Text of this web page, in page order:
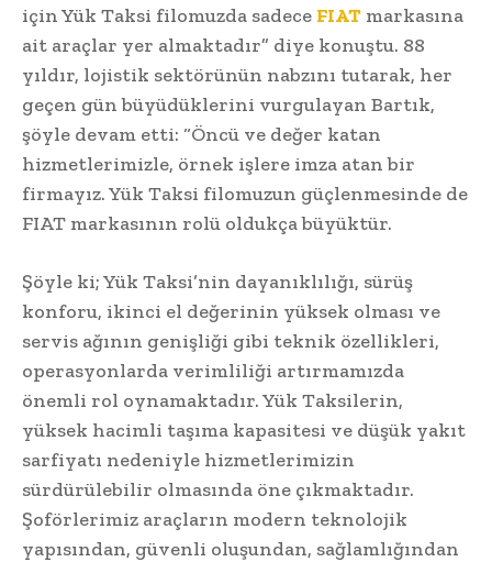
için Yük Taksi filomuzda sadece FIAT markasına
ait araçlar yer almaktadır” diye konuştu. 88
yıldır, lojistik sektörünün nabzını tutarak, her
geçen gün büyüdüklerini vurgulayan Bartık,
şöyle devam etti: “Öncü ve değer katan
hizmetlerimizle, örnek işlere imza atan bir
firmayız. Yük Taksi filomuzun güçlenmesinde de
FIAT markasının rolü oldukça büyüktür.
Şöyle ki; Yük Taksi’nin dayanıklılığı, sürüş
konforu, ikinci el değerinin yüksek olması ve
servis ağının genişliği gibi teknik özellikleri,
operasyonlarda verimliliği artırmamızda
önemli rol oynamaktadır. Yük Taksilerin,
yüksek hacimli taşıma kapasitesi ve düşük yakıt
sarfiyatı nedeniyle hizmetlerimizin
sürdürülebilir olmasında öne çıkmaktadır.
Şoförlerimiz araçların modern teknolojik
yapısından, güvenli oluşundan, sağlamlığından